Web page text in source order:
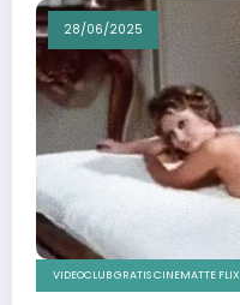
28/06/2025
VIDEOCLUB GRATIS CINEMATTE FLIX